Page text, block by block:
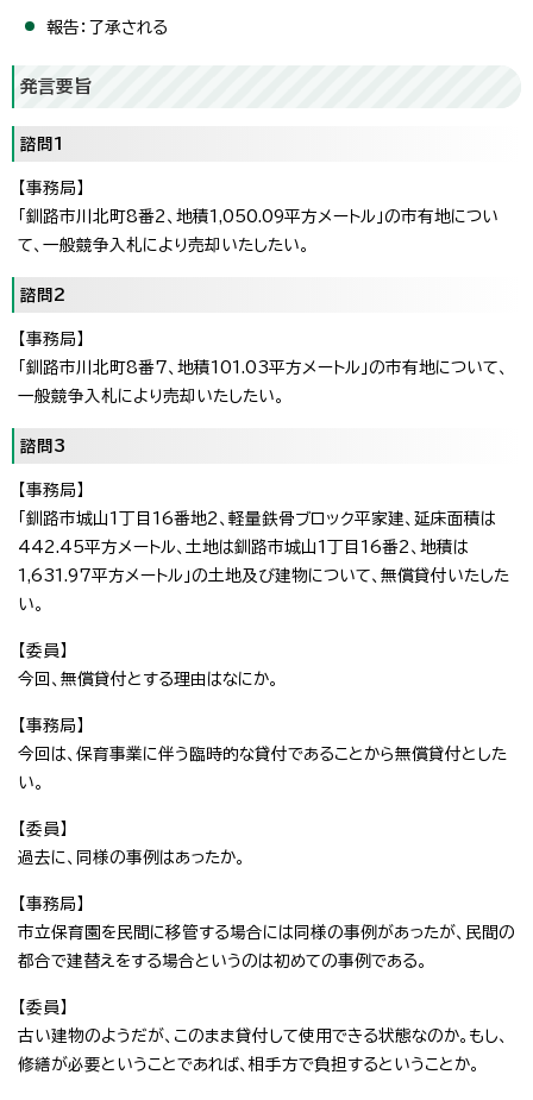
報告：了承される
発言要旨
諮問1
【事務局】
「釧路市川北町8番2、地積1,050.09平方メートル」の市有地につい
て、一般競争入札により売却いたしたい。
諮問2
【事務局】
「釧路市川北町8番7、地積101.03平方メートル」の市有地について、
一般競争入札により売却いたしたい。
諮問3
【事務局】
「釧路市城山1丁目16番地2、軽量鉄骨ブロック平家建、延床面積は
442.45平方メートル、土地は釧路市城山1丁目16番2、地積は
1,631.97平方メートル」の土地及び建物について、無償貸付いたした
い。
【委員】
今回、無償貸付とする理由はなにか。
【事務局】
今回は、保育事業に伴う臨時的な貸付であることから無償貸付とした
い。
【委員】
過去に、同様の事例はあったか。
【事務局】
市立保育園を民間に移管する場合には同様の事例があったが、民間の
都合で建替えをする場合というのは初めての事例である。
【委員】
古い建物のようだが、このまま貸付して使用できる状態なのか。もし、
修繕が必要ということであれば、相手方で負担するということか。